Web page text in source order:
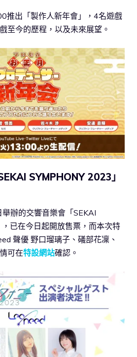
推出「製作人新年會」，4名遊戲
至今的歷程，以及未來展望。
SYMPHONY 2023」
辦的交響音樂會「SEKAI
已在今日起開放售票，而本次特
聲優 野口瑠璃子、礒部花凜、
可在特設網站確認。